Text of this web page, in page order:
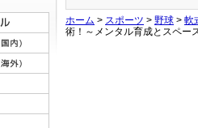
ホーム > スポーツ > 野球 > 軟
術！～メンタル育成とスペー